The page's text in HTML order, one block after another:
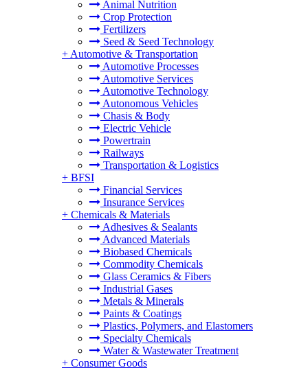
Animal Nutrition
Crop Protection
Fertilizers
Seed & Seed Technology
+ Automotive & Transportation
Automotive Processes
Automotive Services
Automotive Technology
Autonomous Vehicles
Chasis & Body
Electric Vehicle
Powertrain
Railways
Transportation & Logistics
+ BFSI
Financial Services
Insurance Services
+ Chemicals & Materials
Adhesives & Sealants
Advanced Materials
Biobased Chemicals
Commodity Chemicals
Glass Ceramics & Fibers
Industrial Gases
Metals & Minerals
Paints & Coatings
Plastics, Polymers, and Elastomers
Specialty Chemicals
Water & Wastewater Treatment
+ Consumer Goods